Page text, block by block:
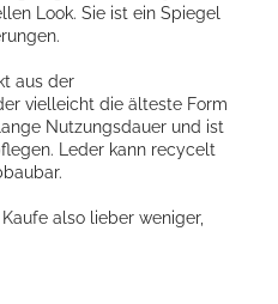
Look. Sie ist ein Spiegel
aus der
vielleicht die älteste Form
Nutzungsdauer und ist
Leder kann recycelt
also lieber weniger,